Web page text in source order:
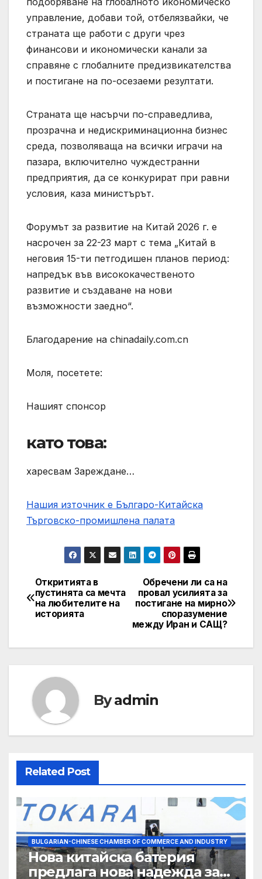
управление, добави той, отбелязвайки, че
страната ще работи с други чрез
финансови и икономически канали за
справяне с глобалните предизвикателства
и постигане на по-осезаеми резултати.
Страната ще насърчи по-справедлива,
прозрачна и недискриминационна бизнес
среда, позволяваща на всички играчи на
пазара, включително чуждестранни
предприятия, да се конкурират при равни
условия, каза министърът.
Форумът за развитие на Китай 2026 г. е
насрочен за 22-23 март с тема „Китай в
неговия 15-ти петгодишен планов период:
напредък във висококачественото
развитие и създаване на нови
възможности заедно“.
Благодарение на chinadaily.com.cn
Моля, посетете:
Нашият спонсор
като това:
харесвам Зареждане…
Нашия източник е Българо-Китайска
Търговско-промишлена палaта
Post
navigation
Обречени ли са на
провал усилията за
постигане на мирно
споразумение
между Иран и САЩ?
Откритията в
пустинята са мечта
на любителите на
историята
Byadmin
Related Post
BULGARIAN-CHINESE CHAMBER OF COMMERCE AND INDUSTRY
Нова китайска батерия
предлага нова надежда за